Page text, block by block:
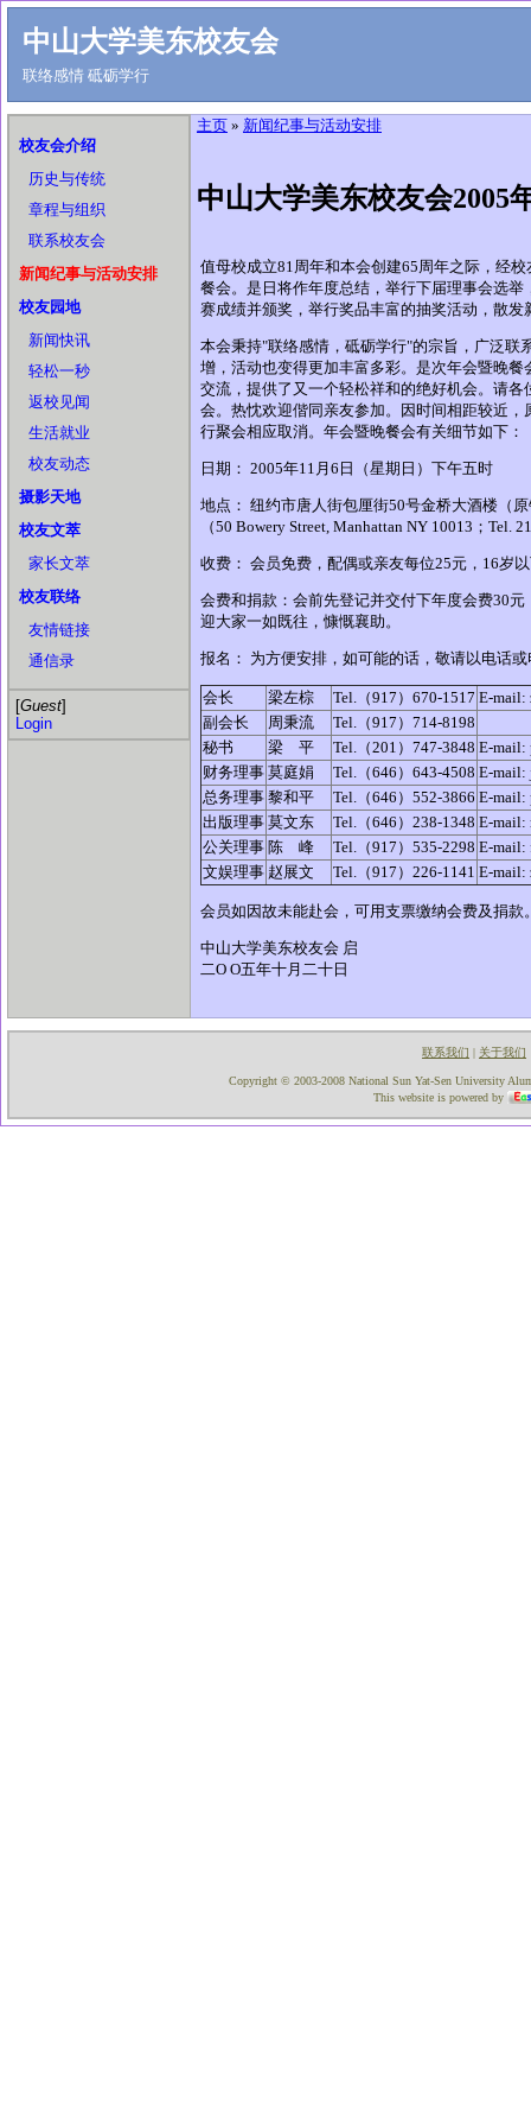
中山大学美东校友会
联络感情 砥砺学行
校友会介绍
历史与传统
章程与组织
联系校友会
新闻纪事与活动安排
校友园地
新闻快讯
轻松一秒
返校见闻
生活就业
校友动态
摄影天地
校友文萃
家长文萃
校友联络
友情链接
通信录
[Guest]
Login
主页 » 新闻纪事与活动安排
中山大学美东校友会2005
值母校成立81周年和本会创建65周年之际，经
餐会。是日将作年度总结，举行下届理事会选
赛成绩并颁奖，举行奖品丰富的抽奖活动，散
本会秉持"联络感情，砥砺学行"的宗旨，广泛联
增，活动也变得更加丰富多彩。是次年会暨晚
交流，提供了又一个轻松祥和的绝好机会。请
会。热忱欢迎偕同亲友参加。因时间相距较近
行聚会相应取消。年会暨晚餐会有关细节如下：
日期： 2005年11月6日（星期日）下午五时
地点： 纽约市唐人街包厘街50号金桥大酒楼（
（50 Bowery Street, Manhattan NY 10013；Tel.
收费： 会员免费，配偶或亲友每位25元，16岁
会费和捐款：会前先登记并交付下年度会费30
迎大家一如既往，慷慨襄助。
报名： 为方便安排，如可能的话，敬请以电话
会长 梁左棕 Tel.（917）670-1517 E-mail:
副会长
周秉流
Tel.（917）714-8198
秘书
梁 平 Tel.（201）747-3848 E-mail:
财务理事 莫庭娟 Tel.（646）643-4508 E-mail:
总务理事 黎和平 Tel.（646）552-3866 E-mail:
出版理事 莫文东 Tel.（646）238-1348 E-mail:
公关理事 陈 峰 Tel.（917）535-2298 E-mail:
文娱理事 赵展文 Tel.（917）226-1141 E-mail:
会员如因故未能赴会，可用支票缴纳会费及捐款
中山大学美东校友会 启
二O O五年十月二十日
联系我们 | 关于我们
Copyright © 2003-2008 National Sun Yat-Sen University
This website is powered by